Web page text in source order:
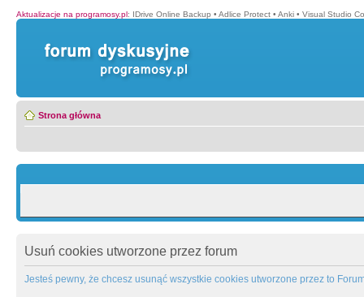
Aktualizacje na programosy.pl: IDrive Online Backup • Adlice Protect • Anki • Visual Studio
Strona główna
Usuń cookies utworzone przez forum
Jesteś pewny, że chcesz usunąć wszystkie cookies utworzone przez to